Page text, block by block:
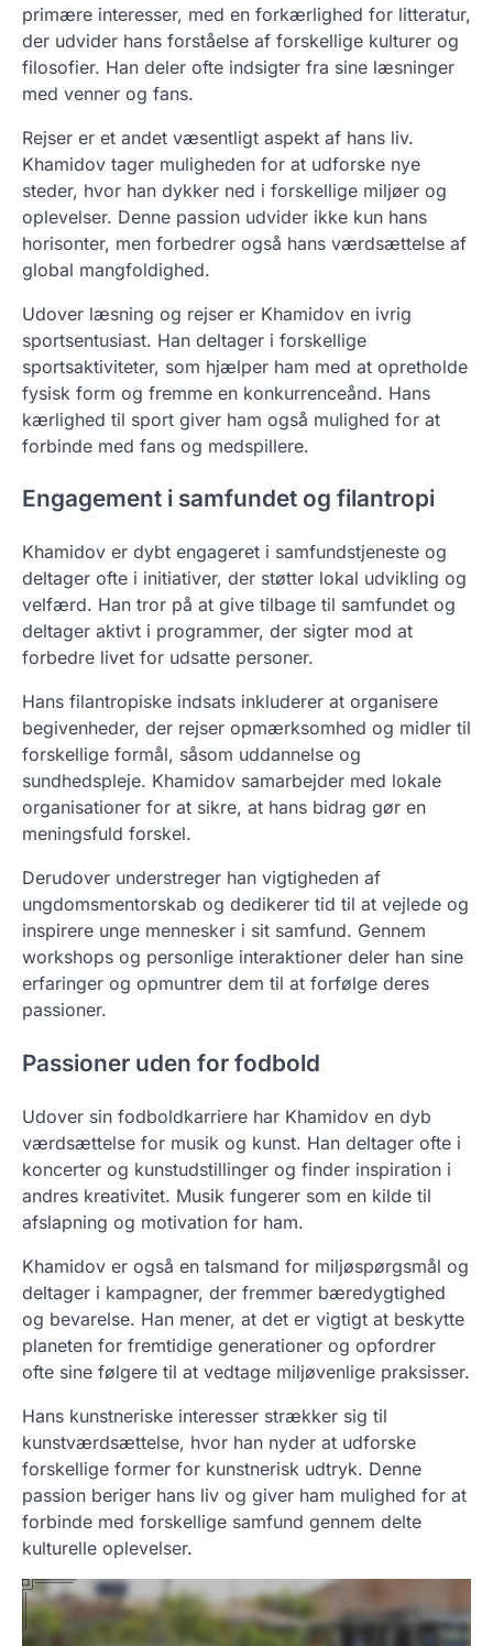
primære interesser, med en forkærlighed for litteratur,
der udvider hans forståelse af forskellige kulturer og
filosofier. Han deler ofte indsigter fra sine læsninger
med venner og fans.
Rejser er et andet væsentligt aspekt af hans liv.
Khamidov tager muligheden for at udforske nye
steder, hvor han dykker ned i forskellige miljøer og
oplevelser. Denne passion udvider ikke kun hans
horisonter, men forbedrer også hans værdsættelse af
global mangfoldighed.
Udover læsning og rejser er Khamidov en ivrig
sportsentusiast. Han deltager i forskellige
sportsaktiviteter, som hjælper ham med at opretholde
fysisk form og fremme en konkurrenceånd. Hans
kærlighed til sport giver ham også mulighed for at
forbinde med fans og medspillere.
Engagement i samfundet og filantropi
Khamidov er dybt engageret i samfundstjeneste og
deltager ofte i initiativer, der støtter lokal udvikling og
velfærd. Han tror på at give tilbage til samfundet og
deltager aktivt i programmer, der sigter mod at
forbedre livet for udsatte personer.
Hans filantropiske indsats inkluderer at organisere
begivenheder, der rejser opmærksomhed og midler til
forskellige formål, såsom uddannelse og
sundhedspleje. Khamidov samarbejder med lokale
organisationer for at sikre, at hans bidrag gør en
meningsfuld forskel.
Derudover understreger han vigtigheden af
ungdomsmentorskab og dedikerer tid til at vejlede og
inspirere unge mennesker i sit samfund. Gennem
workshops og personlige interaktioner deler han sine
erfaringer og opmuntrer dem til at forfølge deres
passioner.
Passioner uden for fodbold
Udover sin fodboldkarriere har Khamidov en dyb
værdsættelse for musik og kunst. Han deltager ofte i
koncerter og kunstudstillinger og finder inspiration i
andres kreativitet. Musik fungerer som en kilde til
afslapning og motivation for ham.
Khamidov er også en talsmand for miljøspørgsmål og
deltager i kampagner, der fremmer bæredygtighed
og bevarelse. Han mener, at det er vigtigt at beskytte
planeten for fremtidige generationer og opfordrer
ofte sine følgere til at vedtage miljøvenlige praksisser.
Hans kunstneriske interesser strækker sig til
kunstværdsættelse, hvor han nyder at udforske
forskellige former for kunstnerisk udtryk. Denne
passion beriger hans liv og giver ham mulighed for at
forbinde med forskellige samfund gennem delte
kulturelle oplevelser.